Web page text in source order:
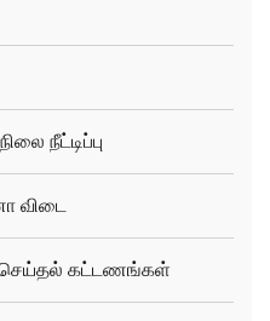
நீட்டிப்பு
விடை
கட்டணங்கள்